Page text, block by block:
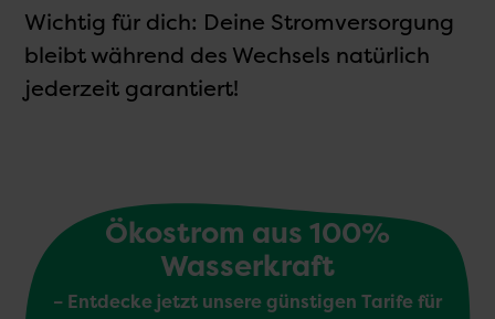
Wichtig für dich: Deine Stromversorgung
bleibt während des Wechsels natürlich
jederzeit garantiert!
Ökostrom aus 100%
Wasserkraft
– Entdecke jetzt unsere günstigen Tarife für